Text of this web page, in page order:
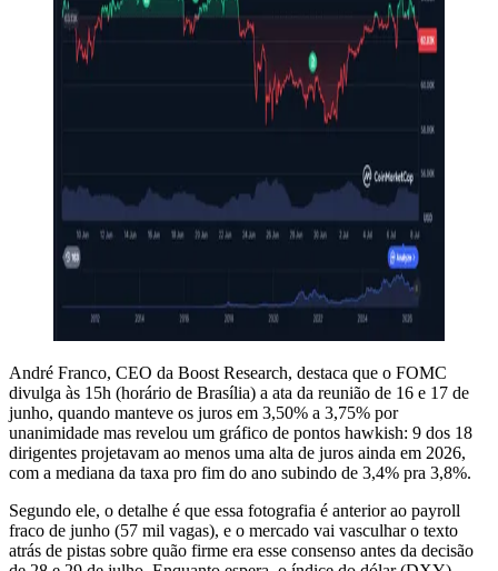
André Franco, CEO da Boost Research, destaca que o FOMC
divulga às 15h (horário de Brasília) a ata da reunião de 16 e 17 de
junho, quando manteve os juros em 3,50% a 3,75% por
unanimidade mas revelou um gráfico de pontos hawkish: 9 dos 18
dirigentes projetavam ao menos uma alta de juros ainda em 2026,
com a mediana da taxa pro fim do ano subindo de 3,4% pra 3,8%.
Segundo ele, o detalhe é que essa fotografia é anterior ao payroll
fraco de junho (57 mil vagas), e o mercado vai vasculhar o texto
atrás de pistas sobre quão firme era esse consenso antes da decisão